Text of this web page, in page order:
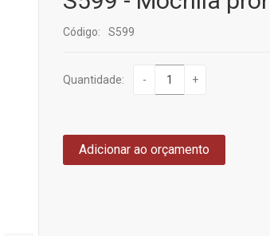
Código: S599
Quantidade: - +
Adicionar ao orçamento